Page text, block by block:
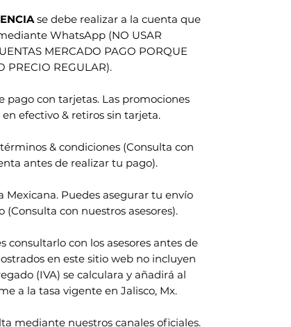
se debe realizar a la cuenta que
WhatsApp (NO USAR
MERCADO PAGO PORQUE
PRECIO REGULAR).
pago con tarjetas. Las promociones
efectivo & retiros sin tarjeta.
& condiciones (Consulta con
antes de realizar tu pago).
Mexicana. Puedes asegurar tu envío
(Consulta con nuestros asesores).
consultarlo con los asesores antes de
en este sitio web no incluyen
(IVA) se calculara y añadirá al
a la tasa vigente en Jalisco, Mx.
mediante nuestros canales oficiales.